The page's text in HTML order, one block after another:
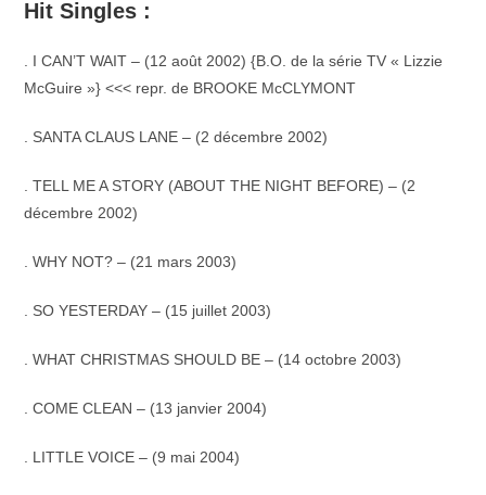
Hit Singles :
. I CAN’T WAIT – (12 août 2002) {B.O. de la série TV « Lizzie
McGuire »} <<< repr. de BROOKE McCLYMONT
. SANTA CLAUS LANE – (2 décembre 2002)
. TELL ME A STORY (ABOUT THE NIGHT BEFORE) – (2
décembre 2002)
. WHY NOT? – (21 mars 2003)
. SO YESTERDAY – (15 juillet 2003)
. WHAT CHRISTMAS SHOULD BE – (14 octobre 2003)
. COME CLEAN – (13 janvier 2004)
. LITTLE VOICE – (9 mai 2004)